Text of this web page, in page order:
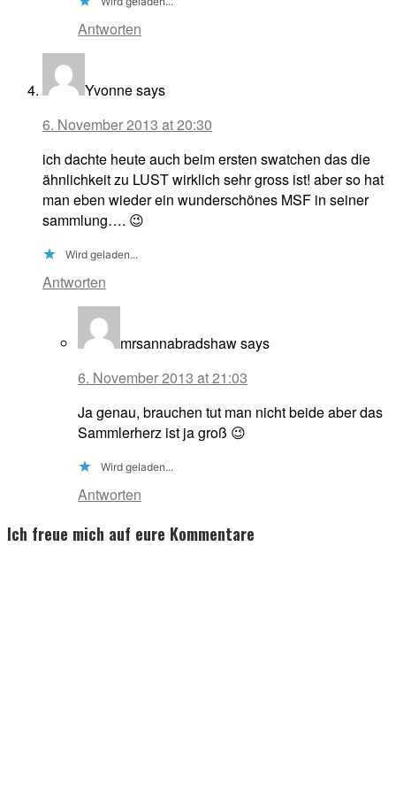
Antworten
Yvonnesays
6. November 2013 at 20:30
ich dachte heute auch beim ersten swatchen das die
ähnlichkeit zu LUST wirklich sehr gross ist! aber so hat
man eben wieder ein wunderschönes MSF in seiner
sammlung…. 😉
Wird geladen...
Antworten
mrsannabradshawsays
6. November 2013 at 21:03
Ja genau, brauchen tut man nicht beide aber das
Sammlerherz ist ja groß 😉
Wird geladen...
Antworten
Ich freue mich auf eure Kommentare